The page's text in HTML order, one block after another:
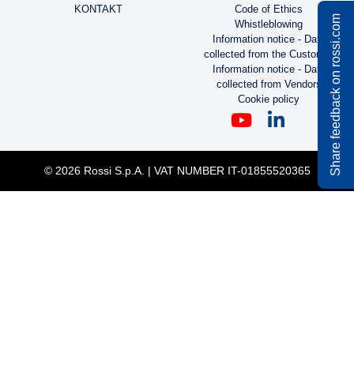
Pliki do pobrania
FOOD AND BEVERAGE INDUSTRY BROCHURE
czy nie znalazłaś tego,
PLIKI DO POBRANIA Share feedback on rossi.com